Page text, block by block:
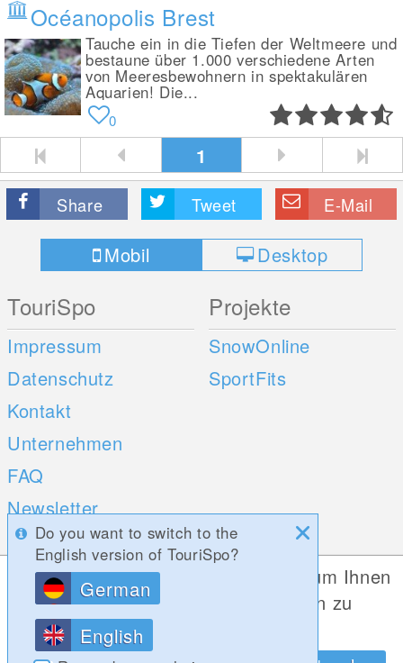
Océanopolis Brest
Tauche ein in die Tiefen der Weltmeere und
bestaune über 1.000 verschiedene Arten
von Meeresbewohnern in spektakulären
Aquarien! Die...
0
1
Share Tweet E-Mail
Mobil Desktop
TouriSpo
Impressum
Datenschutz
Kontakt
Unternehmen
FAQ
Newsletter
Umfragen
Projekte
SnowOnline
SportFits
Mobile Apps Social Web
Do you want to switch to the
English version of TouriSpo?
German
English
Diese Website verwendet Cookies, um Ihnen
die bestmögliche Funktionalität bieten zu
können.